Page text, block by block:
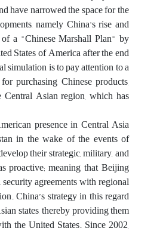
have narrowed the space for the
namely China's rise and
a "Chinese Marshall Plan" by
States of America after the end
is to pay attention to a
purchasing Chinese products,
Asian region, which has
presence in Central Asia
in the wake of the events of
their strategic, military, and
proactive; meaning that Beijing
agreements with regional
China’s strategy in this regard
states, thereby providing them
the United States. Since 2002,